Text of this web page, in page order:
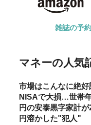
雑誌の予
マネーの人気
市場はこんなに絶好
NISAで大損…世帯
円の安泰黒字家計
円溶かした"犯人"